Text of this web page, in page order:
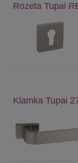
Rozeta Tupai
Klamka Tupai